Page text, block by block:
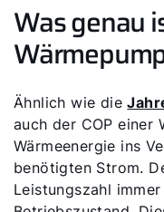
Was genau
Ähnlich wie die
auch der COP einer
Wärmeenergie ins
benötigten Strom.
Leistungszahl